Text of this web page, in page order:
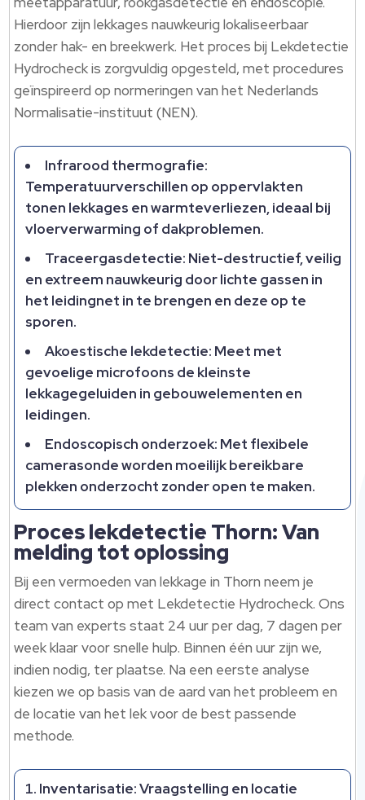
Hierdoor zijn lekkages nauwkeurig lokaliseerbaar
zonder hak- en breekwerk. Het proces bij Lekdetectie
Hydrocheck is zorgvuldig opgesteld, met procedures
geïnspireerd op normeringen van het Nederlands
Normalisatie-instituut (NEN).
Infrarood thermografie:
Temperatuurverschillen op oppervlakten
tonen lekkages en warmteverliezen, ideaal bij
vloerverwarming of dakproblemen.
Traceergasdetectie: Niet-destructief, veilig
en extreem nauwkeurig door lichte gassen in
het leidingnet in te brengen en deze op te
sporen.
Akoestische lekdetectie: Meet met
gevoelige microfoons de kleinste
lekkagegeluiden in gebouwelementen en
leidingen.
Endoscopisch onderzoek: Met flexibele
camerasonde worden moeilijk bereikbare
plekken onderzocht zonder open te maken.
Proces lekdetectie Thorn: Van
melding tot oplossing
Bij een vermoeden van lekkage in Thorn neem je
direct contact op met Lekdetectie Hydrocheck. Ons
team van experts staat 24 uur per dag, 7 dagen per
week klaar voor snelle hulp. Binnen één uur zijn we,
indien nodig, ter plaatse. Na een eerste analyse
kiezen we op basis van de aard van het probleem en
de locatie van het lek voor de best passende
methode.
Inventarisatie: Vraagstelling en locatie